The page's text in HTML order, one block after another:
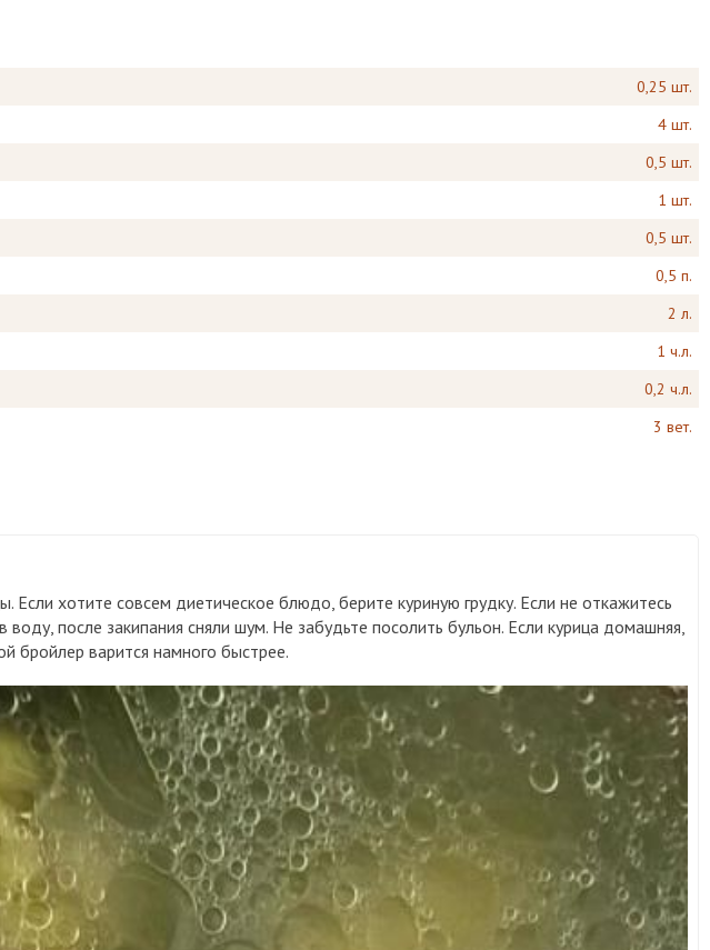
0,25 шт.
4 шт.
0,5 шт.
1 шт.
0,5 шт.
0,5 п.
2 л.
1 ч.л.
0,2 ч.л.
3 вет.
хотите совсем диетическое блюдо, берите куриную грудку. Если не откажитесь
после закипания сняли шум. Не забудьте посолить бульон. Если курица домашняя,
бройлер варится намного быстрее.